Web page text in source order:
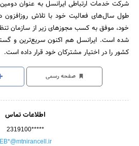
شرکت خدمات ارتباطی ایرانسل به عنوان دومین
طول سال‌های فعالیت خود با تلاش روزافزون
خود، موفق به کسب مجوزهای زیر از سازمان
شده است. ایرانسل هم اکنون سریع‌ترین و
کشور را در اختیار مشترکان خود قرار داده است.
صفحه رسمی
اطلاعات تماس
2319100*****
EB*@mtnirancell.ir